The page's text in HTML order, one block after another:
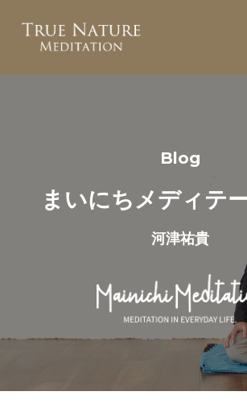
Blog
まいにちメディテ
河津祐貴